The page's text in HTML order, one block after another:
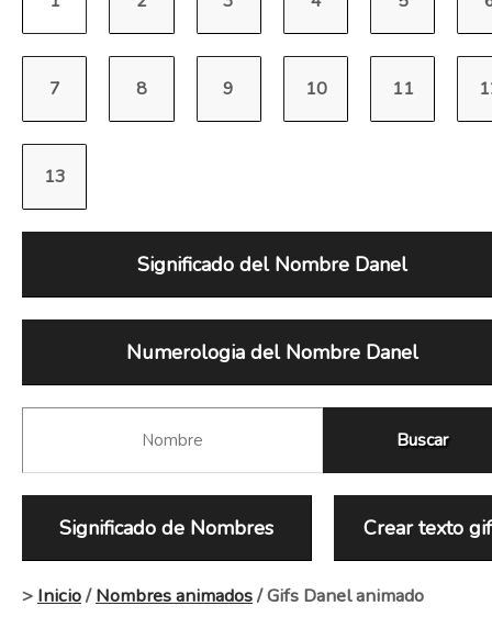
Significado del Nombre Danel
Numerologia del Nombre Danel
Significado de Nombres Crear texto gif
> Inicio/Nombres animados/ Gifs Danel animado